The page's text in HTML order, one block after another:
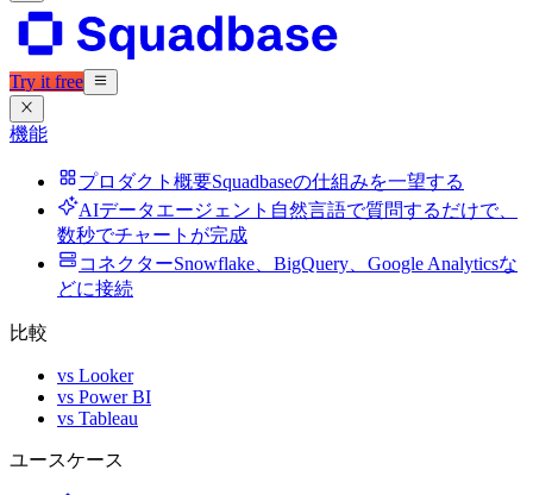
Try it free
機能
プロダクト概要Squadbaseの仕組みを一望する
AIデータエージェント 自然言語で質問するだけで、
数秒でチャートが完成
コネクターSnowflake、BigQuery、Google Analyticsな
どに接続
比較
vs Looker
vs Power BI
vs Tableau
ユースケース